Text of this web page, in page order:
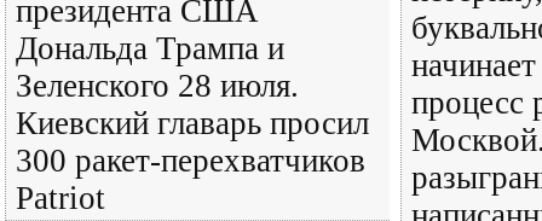
президента США
Дональда Трампа и
Зеленского 28 июля.
Киевский главарь просил
300 ракет-перехватчиков
Patriot
процесс